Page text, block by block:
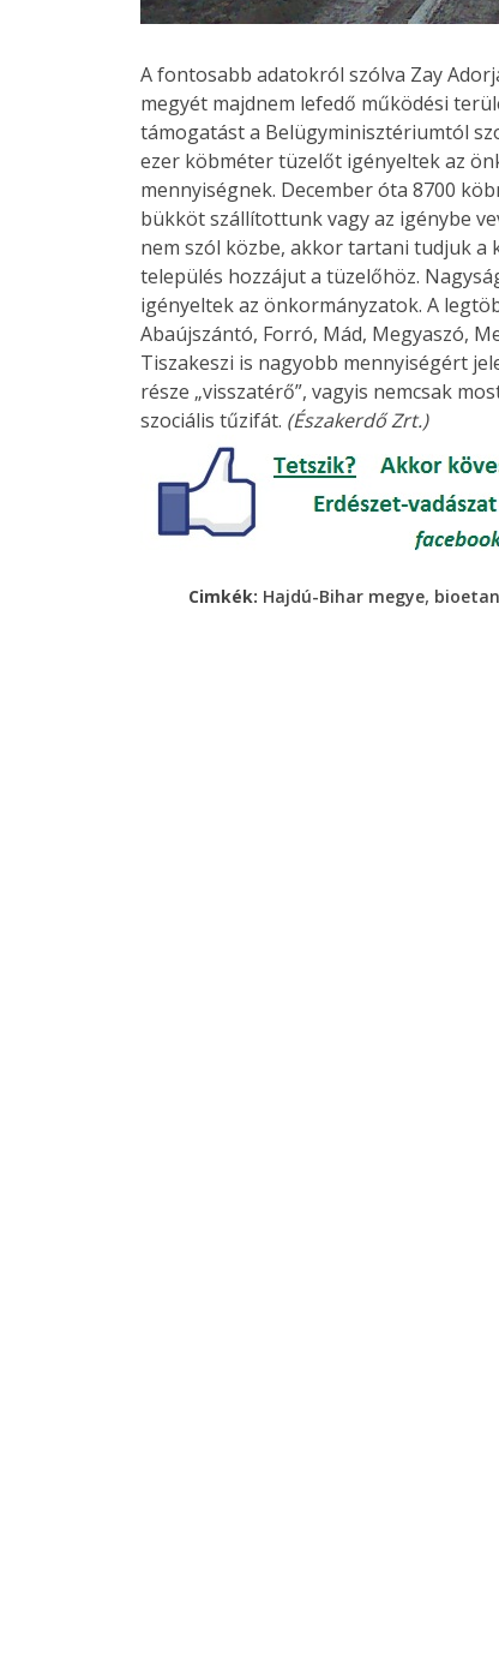
A fontosabb adatokról szólva Zay
megyét majdnem lefedő működési
támogatást a Belügyminisztériumtól
ezer köbméter tüzelőt igényeltek az
mennyiségnek. December óta 8700
bükköt szállítottunk vagy az igénybe
nem szól közbe, akkor tartani tudjuk
település hozzájut a tüzelőhöz.
igényeltek az önkormányzatok. A
Abaújszántó, Forró, Mád, Megyaszó,
Tiszakeszi is nagyobb mennyiségért
része „visszatérő”, vagyis nemcsak
szociális tűzifát. (Északerdő Zrt.)
Cimkék: Hajdú-Bihar megye,